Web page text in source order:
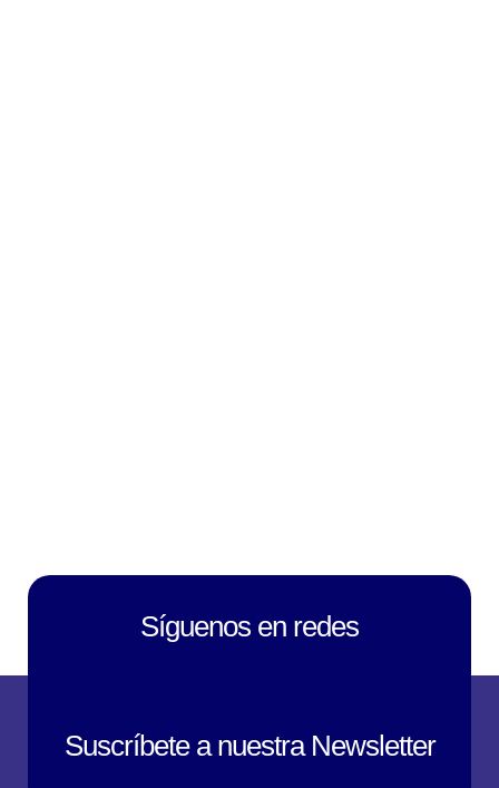
Síguenos en redes
Suscríbete a nuestra Newsletter